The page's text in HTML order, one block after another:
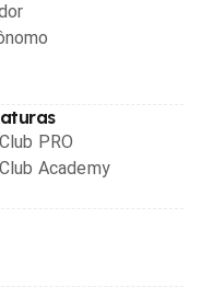
PRO
Academy